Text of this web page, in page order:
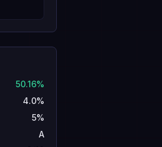
50.16%
4.0%
5%
A